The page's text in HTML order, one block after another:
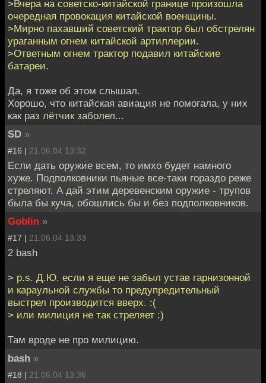
>Вчера на советско-китайской границе произошла
очередная провокация китайской военщины.
>Мирно пахавший советский трактор был обстрелян
ураганным огнем китайской артиллерии.
>Ответным огнем трактор подавил китайские
батареи.
Да, я тоже об этом слышал.
Хорошо, что китайская авиация не помогала, у них
как раз лётчик заболел...
SD »
#16 | 21.06.04 13:32
Если дать оружие всем, то имхо будет намного
хуже. Подполковники пьяные все-таки гораздо реже
стреляют. А дай этим деревенским оружие - трупов
была бы куча, обошлись бы и без подполковников.
Goblin »
#17 | 21.06.04 13:33
2 bash
> p.s. Д.Ю. если я еще не забыл устав гарнизонной
и караульной службы то предупредительный
выстрел производится вверх. :(
> или милиция не так стреляет :)
Там вроде не про милицию.
bash »
#18 | 21.06.04 13:36